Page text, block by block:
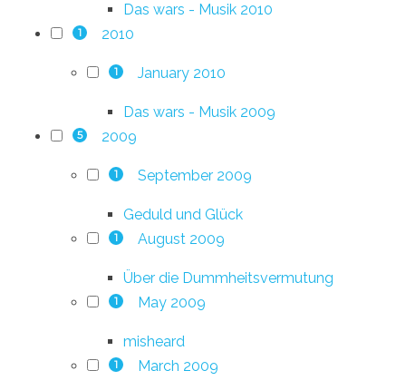
Das wars - Musik 2010
1 2010
1 January 2010
Das wars - Musik 2009
5 2009
1 September 2009
Geduld und Glück
1 August 2009
Über die Dummheitsvermutung
1 May 2009
misheard
1 March 2009